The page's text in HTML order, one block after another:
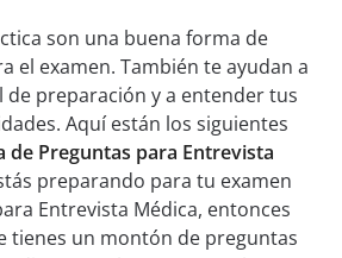
son una buena forma de
el examen. También te ayudan a
de preparación y a entender tus
Aquí están los siguientes
de Preguntas para Entrevista
preparando para tu examen
Entrevista Médica, entonces
tienes un montón de preguntas